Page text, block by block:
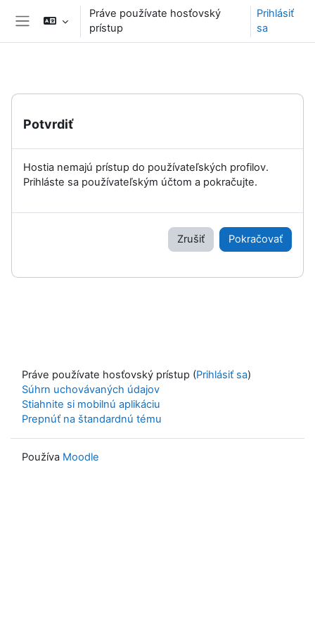
Preskočiť na hlavný obsah
Bočný panel
Práve používate hosťovský
prístup
Prihlásiť
sa
Potvrdiť
Hostia nemajú prístup do používateľských profilov.
Prihláste sa používateľským účtom a pokračujte.
Zrušiť Pokračovať
Práve používate hosťovský prístup (Prihlásiť sa)
Súhrn uchovávaných údajov
Stiahnite si mobilnú aplikáciu
Prepnúť na štandardnú tému
Používa Moodle